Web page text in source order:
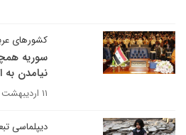
کشورهای
سوریه
نیامدن به
۱۱ اردیبهشت ۱۴۰۲
دیپلماسی